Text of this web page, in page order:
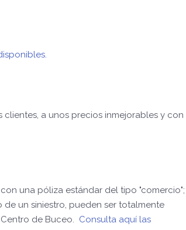
clientes, a unos precios inmejorables y con
una póliza estándar del tipo "comercio";
un siniestro, pueden ser totalmente
de Buceo. Consulta aquí las